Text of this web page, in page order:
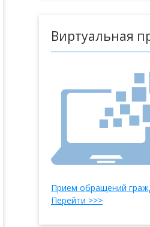
Виртуальная
Прием обращений
Перейти >>>